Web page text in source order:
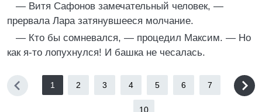
— Витя Сафонов замечательный человек, —
прервала Лара затянувшееся молчание.
— Кто бы сомневался, — процедил Максим. — Но
как я-то лопухнулся! И башка не чесалась.
1 2 3 4 5 6 7
10